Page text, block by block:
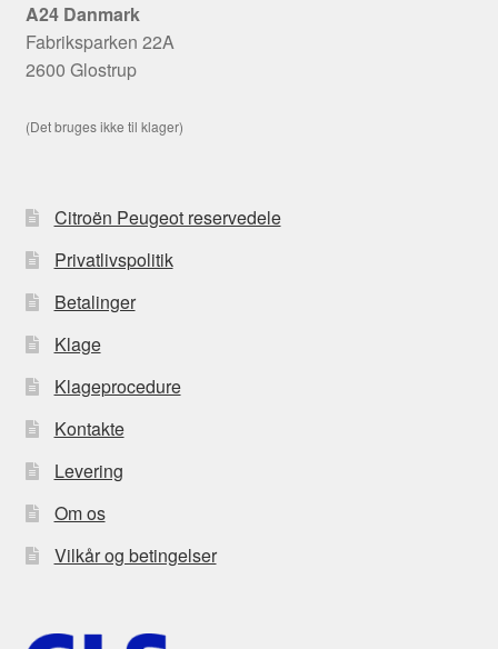
A24 Danmark
Fabriksparken 22A
2600 Glostrup
(Det bruges ikke til klager)
Citroën Peugeot reservedele
Privatlivspolitik
Betalinger
Klage
Klageprocedure
Kontakte
Levering
Om os
Vilkår og betingelser